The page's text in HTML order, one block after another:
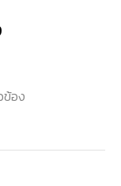
ข้อง